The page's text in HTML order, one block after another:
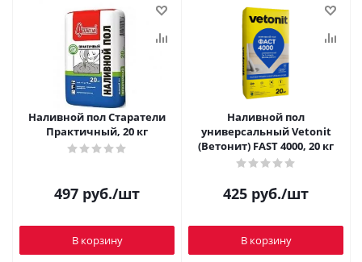
Наливной пол Старатели
Практичный, 20 кг
497 руб./шт
В корзину
Наливной пол
универсальный Vetonit
(Ветонит) FAST 4000, 20 кг
425 руб./шт
В корзину